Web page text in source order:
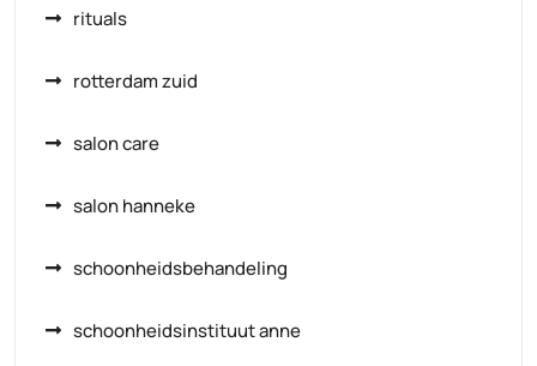
rituals
rotterdam zuid
salon care
salon hanneke
schoonheidsbehandeling
schoonheidsinstituut anne